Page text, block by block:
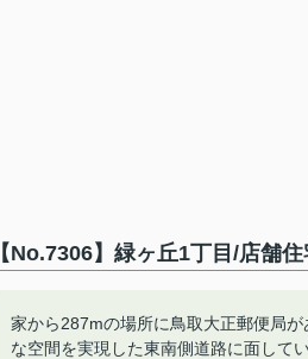
【No.7306】緑ヶ丘1丁目/店舗
家から287mの場所に鳥取大正郵便局
な空間を実現した東南側道路に面して